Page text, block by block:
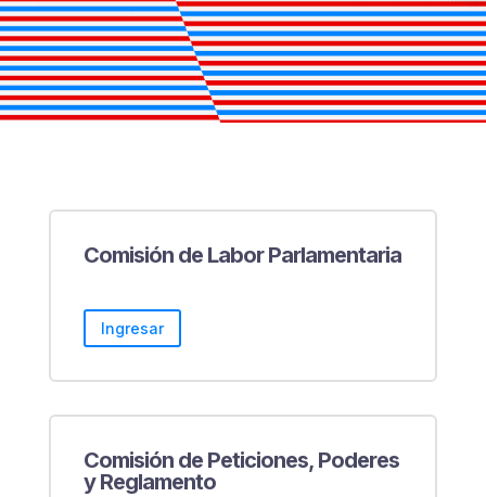
Comisión de Labor Parlamentaria
Ingresar
Comisión de Peticiones, Poderes
y Reglamento